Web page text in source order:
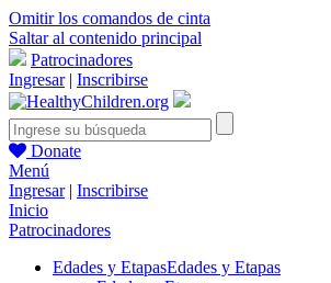
Omitir los comandos de cinta
Saltar al contenido principal
Patrocinadores
Ingresar| Inscribirse
Donate
Menú
Ingresar| Inscribirse
Inicio
Patrocinadores
Edades y EtapasEdades y Etapas